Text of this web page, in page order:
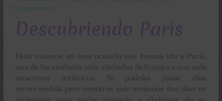
Hola viajeros, en esta ocasión nos hemos ido a París,
una de las ciudades más visitadas de Europa y con más
atractivos turísticos. Te podrías pasar días
recorriéndola pero nosotras solo teníamos dos días en